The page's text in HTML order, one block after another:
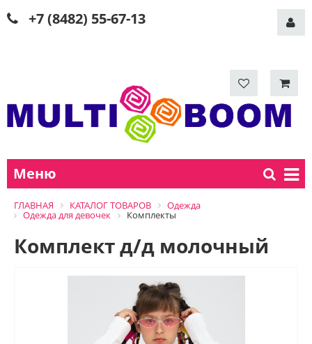
+7 (8482) 55-67-13
Меню
ГЛАВНАЯ КАТАЛОГ ТОВАРОВ
Одежда
Одежда для девочек
Комплекты
Комплект д/д молочный